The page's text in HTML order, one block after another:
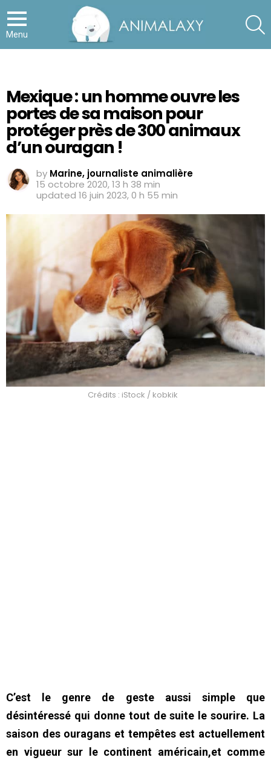
Menu
Mexique : un homme ouvre les
portes de sa maison pour
protéger près de 300 animaux
d’un ouragan !
by Marine, journaliste animalière
15 octobre 2020, 13 h 38 min
updated 16 juin 2023, 0 h 55 min
Crédits : iStock / kobkik
C’est le genre de geste aussi simple que
désintéressé qui donne tout de suite le sourire. La
saison des ouragans et tempêtes est actuellement
en vigueur sur le continent américain,et comme